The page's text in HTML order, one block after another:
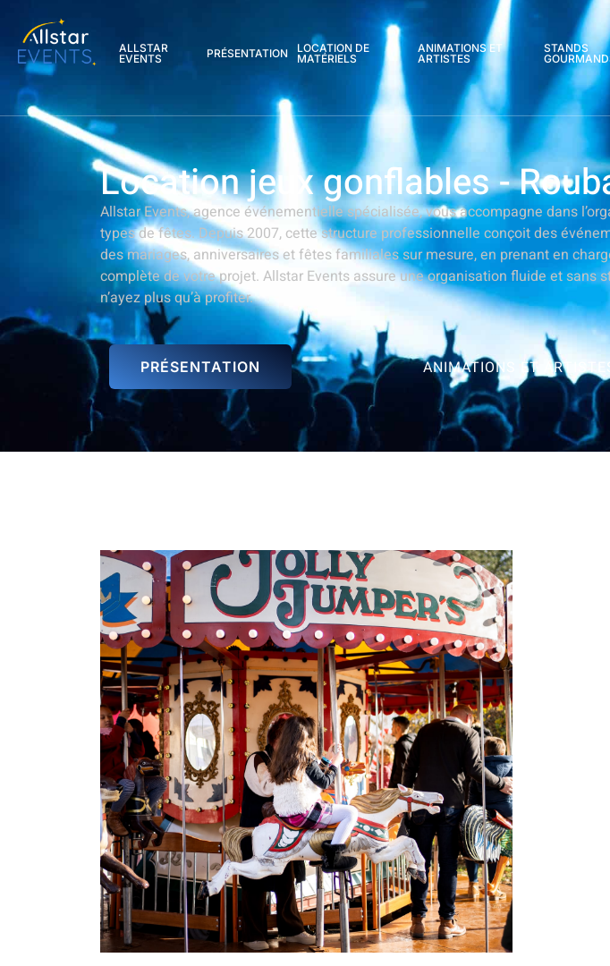
principal
ALLSTAR
EVENTS
PRÉSENTATION
LOCATION DE
MATÉRIELS
ANIMATIONS ET
ARTISTES
STANDS
Location jeux gonflables -
Allstar Events, agence événementielle spécialisée, vous accompagne dans
types de fêtes. Depuis 2007, cette structure professionnelle conçoit des
des mariages, anniversaires et fêtes familiales sur mesure, en prenant en
complète de votre projet. Allstar Events assure une organisation fluide et sans
n’ayez plus qu’à profiter.
PRÉSENTATION ANIMATIONS ET